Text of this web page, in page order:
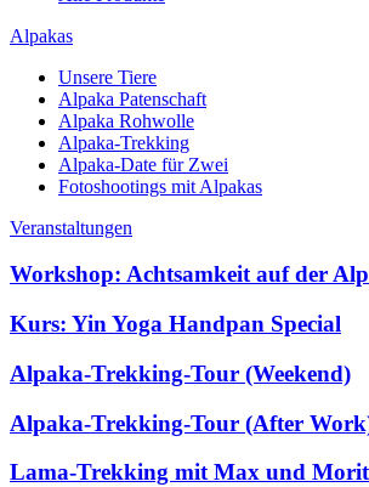
Alpakas
Unsere Tiere
Alpaka Patenschaft
Alpaka Rohwolle
Alpaka-Trekking
Alpaka-Date für Zwei
Fotoshootings mit Alpakas
Veranstaltungen
Workshop: Achtsamkeit auf der
Kurs: Yin Yoga Handpan Special
Alpaka-Trekking-Tour (Weekend)
Alpaka-Trekking-Tour (After
Lama-Trekking mit Max und